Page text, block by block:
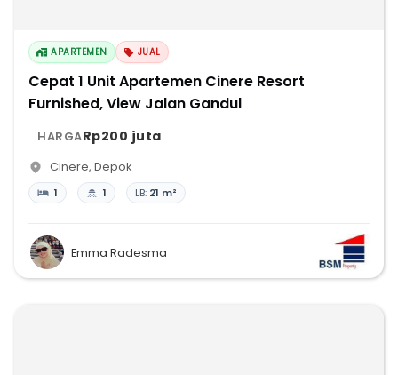
APARTEMEN JUAL
Cepat 1 Unit Apartemen Cinere Resort
Furnished, View Jalan Gandul
HARGARp200 juta
Cinere, Depok
1 1 LB: 21 m²
Emma Radesma